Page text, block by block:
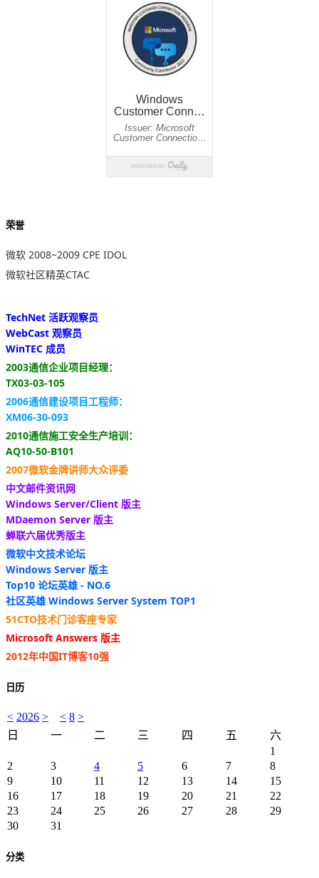
荣誉
微软 2008~2009 CPE IDOL
微软社区精英CTAC
TechNet 活跃观察员
WebCast 观察员
WinTEC 成员
2003通信企业项目经理：
TX03-03-105
2006通信建设项目工程师：
XM06-30-093
2010通信施工安全生产培训：
AQ10-50-B101
2007微软金牌讲师大众评委
中文邮件资讯网
Windows Server/Client 版主
MDaemon Server 版主
蝉联六届优秀版主
微软中文技术论坛
Windows Server 版主
Top10 论坛英雄 - NO.6
社区英雄 Windows Server System TOP1
51CTO技术门诊客座专家
Microsoft Answers 版主
2012年中国IT博客10强
日历
< 2026 > < 8 >
日
一 二 三 四 五
六
1
2
3 4 5 6 7
8
9
10 11 12 13 14
15
16
17 18 19 20 21
22
23
24 25 26 27 28
29
30
31
分类